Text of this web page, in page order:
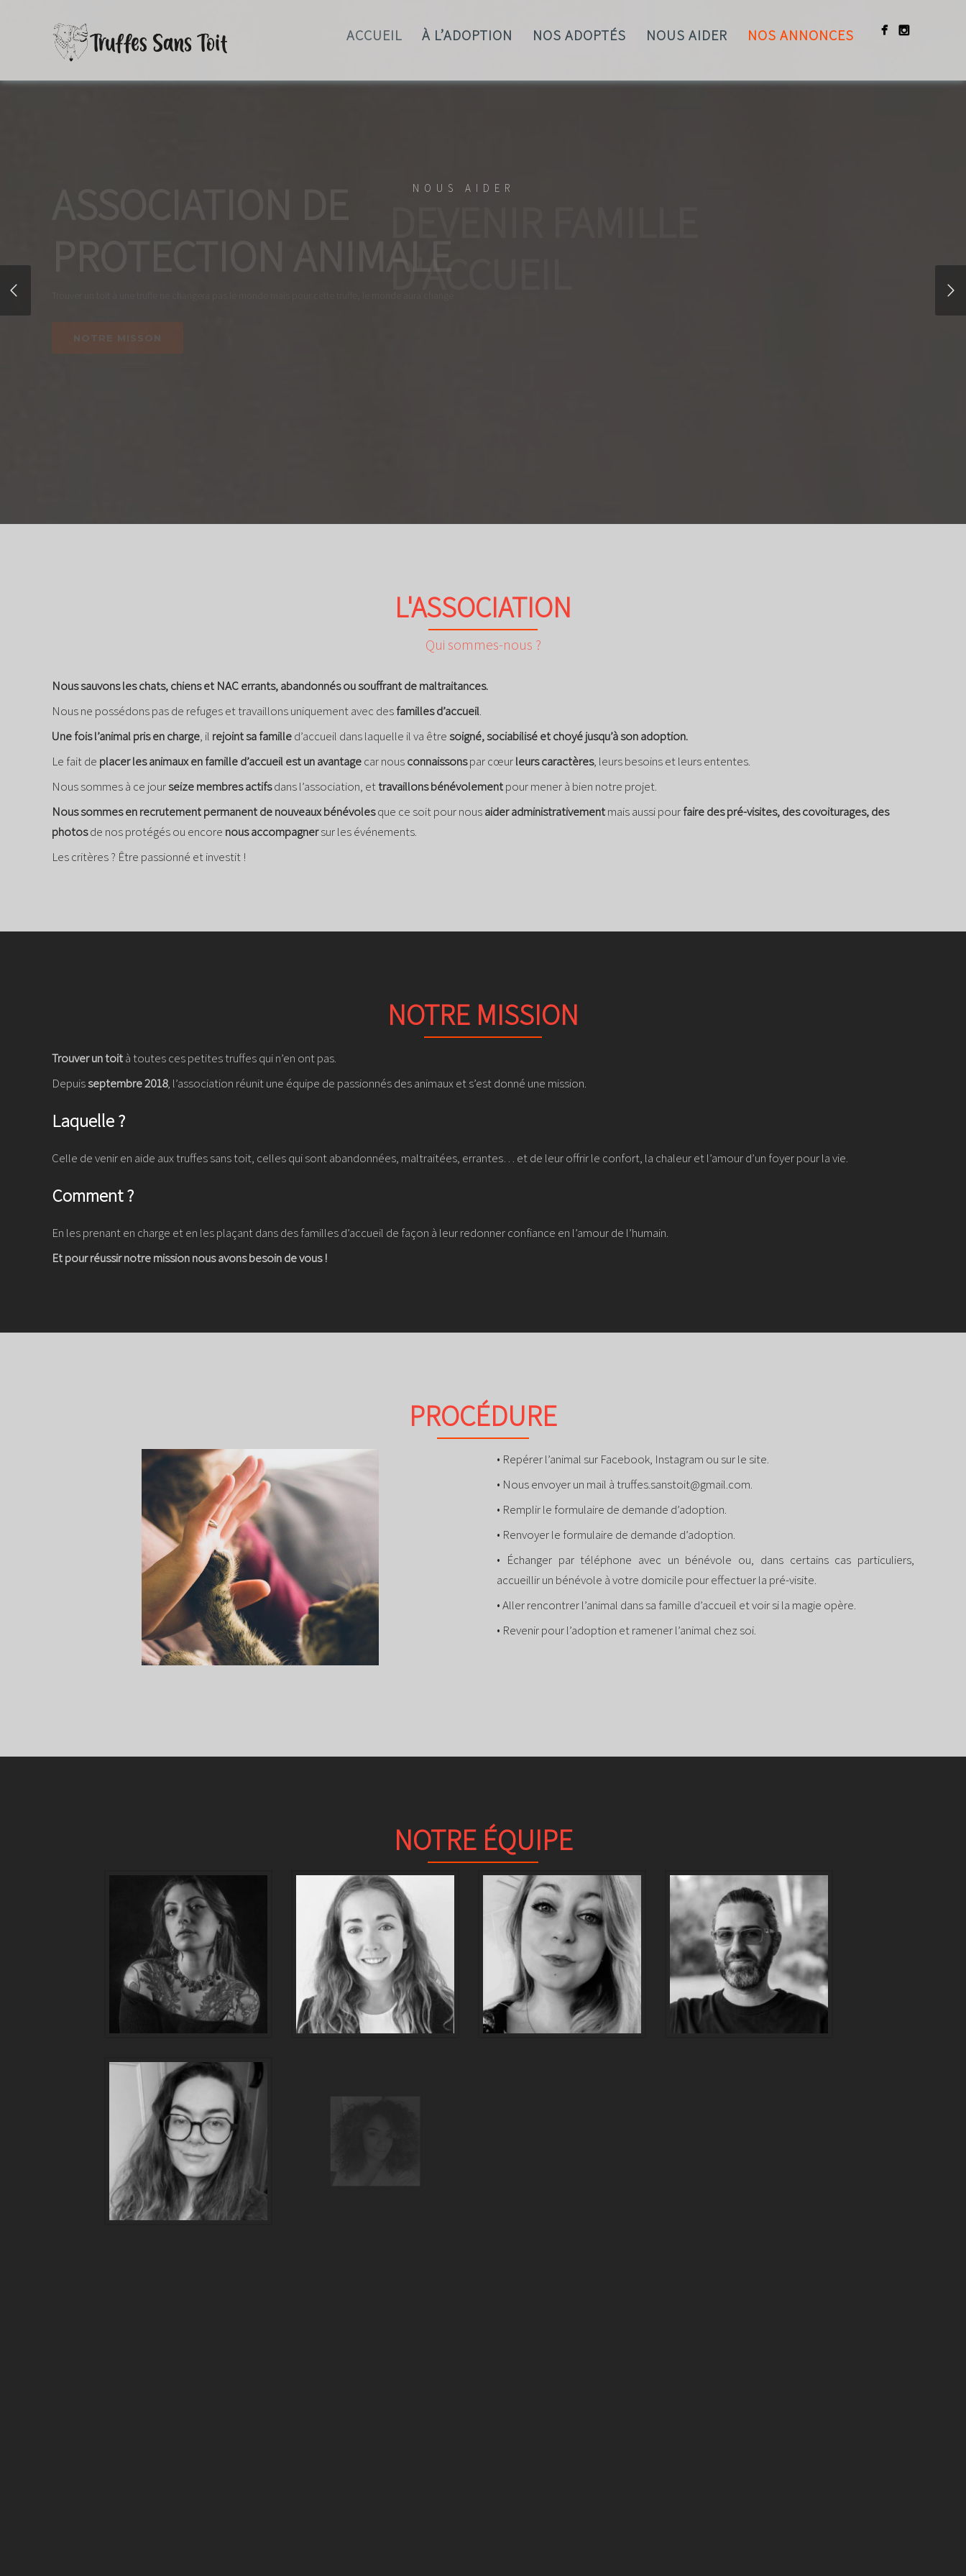
ACCUEIL À L’ADOPTION NOS ADOPTÉS NOUS AIDER NOS ANNONCES
NOUS AIDER
L'ASSOCIATION
Nous sauvons les chats, chiens et NAC errants, abandonnés ou souffrant de maltraitances.
Nous ne possédons pas de refuges et travaillons uniquement avec desfamilles d’accueil.
Une fois l’animal pris en charge, ilrejoint sa familled’accueil dans laquelle il va êtresoigné, sociabilisé et choyé jusqu’à son adoption.
Le fait deplacer les animaux en famille d’accueil est un avantagecar nousconnaissonspar cœurleurs caractères , leurs besoins et leurs ententes.
Nous sommes à ce jourseize membres actifsdans l’association, ettravaillons bénévolementpour mener à bien notre projet.
Nous sommes en recrutement permanent de nouveaux bénévoles
photosde nos protégés ou encorenous accompagner
NOTRE MISSION
Trouver un toità toutes ces petites truffes qui n’en ont pas.
Depuisseptembre 2018
Laquelle ?
Celle de venir en aide aux truffes sans toit, celles qui sont abandonnées, maltraitées, errantes… et de leur offrir le confort, la chaleur et l’amour d’un foyer pour la vie.
Comment ?
En les prenant en charge et en les plaçant dans des familles d’accueil de façon à leur redonner confiance en l’amour de l’humain.
PROCÉDURE
• Repérer l’animal sur Facebook, Instagram ou sur le site.
• Nous envoyer un mail à truffes.sanstoit@gmail.com.
• Remplir le formulaire de demande d’adoption.
• Renvoyer le formulaire de demande d’adoption.
• Échanger par téléphone avec un bénévole ou, dans certains cas particuliers,
accueillir un bénévole à votre domicile pour effectuer la pré-visite.
• Aller rencontrer l’animal dans sa famille d’accueil et voir si la magie opère.
NOTRE ÉQUIPE